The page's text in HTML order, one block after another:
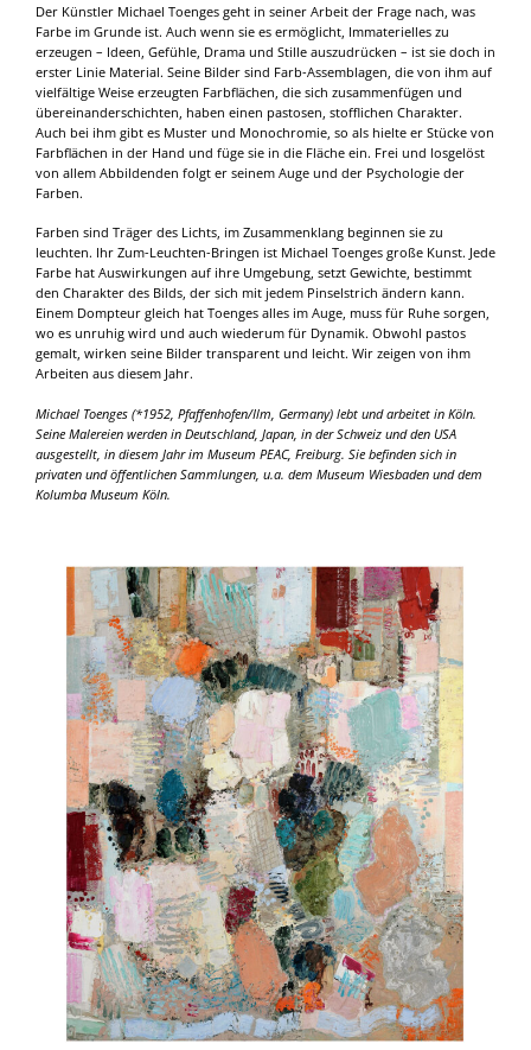
Der Künstler Michael Toenges geht in seiner Arbeit der Frage nach, was
Farbe im Grunde ist. Auch wenn sie es ermöglicht, Immaterielles zu
erzeugen – Ideen, Gefühle, Drama und Stille auszudrücken – ist sie doch in
erster Linie Material. Seine Bilder sind Farb-Assemblagen, die von ihm auf
vielfältige Weise erzeugten Farbflächen, die sich zusammenfügen und
übereinanderschichten, haben einen pastosen, stofflichen Charakter.
Auch bei ihm gibt es Muster und Monochromie, so als hielte er Stücke von
Farbflächen in der Hand und füge sie in die Fläche ein. Frei und losgelöst
von allem Abbildenden folgt er seinem Auge und der Psychologie der
Farben.
Farben sind Träger des Lichts, im Zusammenklang beginnen sie zu
leuchten. Ihr Zum-Leuchten-Bringen ist Michael Toenges große Kunst. Jede
Farbe hat Auswirkungen auf ihre Umgebung, setzt Gewichte, bestimmt
den Charakter des Bilds, der sich mit jedem Pinselstrich ändern kann.
Einem Dompteur gleich hat Toenges alles im Auge, muss für Ruhe sorgen,
wo es unruhig wird und auch wiederum für Dynamik. Obwohl pastos
gemalt, wirken seine Bilder transparent und leicht. Wir zeigen von ihm
Arbeiten aus diesem Jahr.
Michael Toenges (*1952, Pfaffenhofen/Ilm, Germany) lebt und arbeitet in Köln.
Seine Malereien werden in Deutschland, Japan, in der Schweiz und den USA
ausgestellt, in diesem Jahr im Museum PEAC, Freiburg. Sie befinden sich in
privaten und öffentlichen Sammlungen, u.a. dem Museum Wiesbaden und dem
Kolumba Museum Köln.